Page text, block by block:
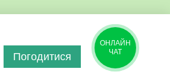
Погодитися
ОНЛАЙН
ЧАТ